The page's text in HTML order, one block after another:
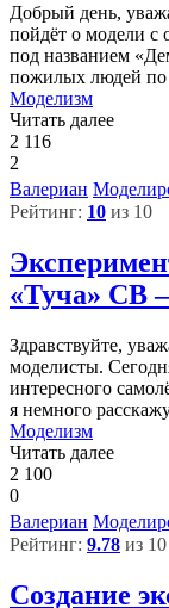
Добрый день,
пойдёт о модели с
под названием
пожилых людей
Моделизм
Читать далее
2 116
2
Валериан
Рейтинг: 10 из 10
«Туча» СВ
Здравствуйте,
моделисты.
интересного
я немного
Моделизм
Читать далее
2 100
0
Валериан
Рейтинг: 9.78 из 10
Создание